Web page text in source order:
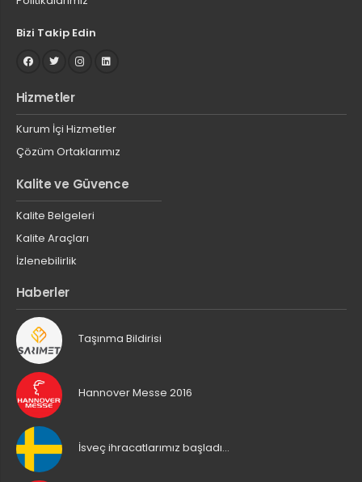
Bizi Takip Edin
Hizmetler
Kurum İçi Hizmetler
Çözüm Ortaklarımız
Kalite ve Güvence
Kalite Belgeleri
Kalite Araçları
İzlenebilirlik
Haberler
Taşınma Bildirisi
Hannover Messe 2016
İsveç ihracatlarımız başladı…